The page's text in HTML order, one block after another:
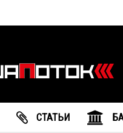
агентство
"МедиаПоток"
CТАТЬИ